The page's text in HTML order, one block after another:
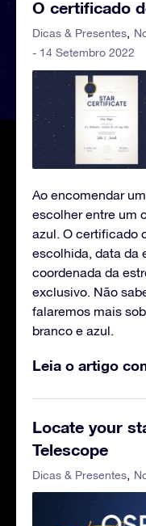
O certificado
Dicas & Presentes
- 14 Setembro 2022
Ao encomendar
escolher entre um
azul. O certificado
escolhida, data da
coordenada da
exclusivo. Não
falaremos mais
branco e azul.
Leia o artigo
Locate your
Telescope
Dicas & Presentes